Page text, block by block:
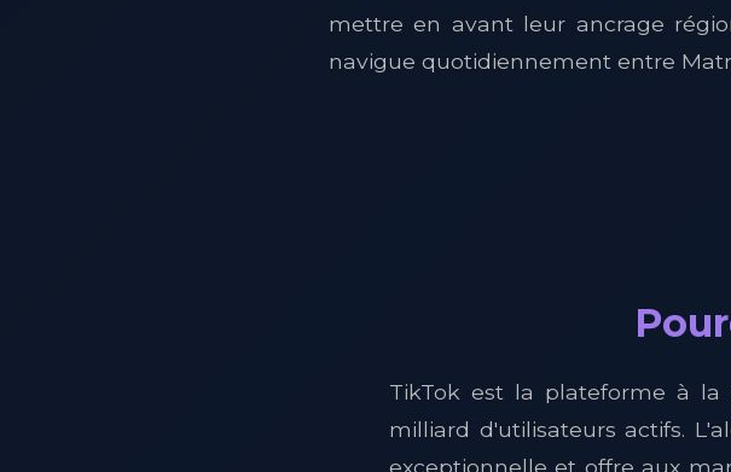
mettre en avant leur ancrage
navigue quotidiennement entre
TikTok est la plateforme à la
milliard d'utilisateurs actifs.
exceptionnelle et offre aux